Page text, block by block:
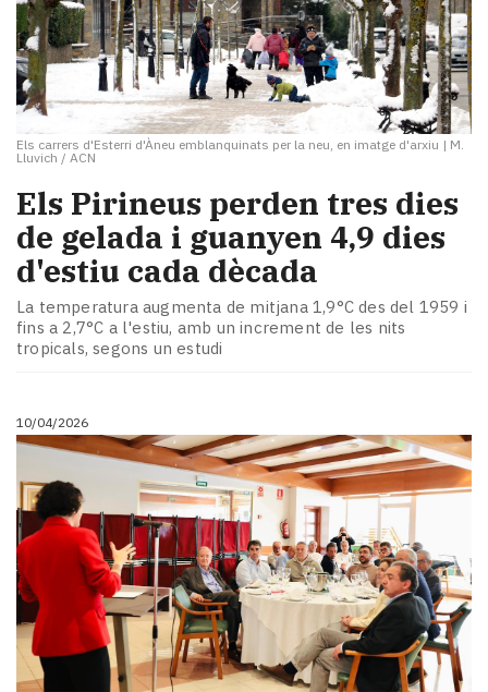
Els carrers d'Esterri d'Àneu emblanquinats per la neu, en imatge d'arxiu | M.
Lluvich / ACN
Els Pirineus perden tres dies
de gelada i guanyen 4,9 dies
d'estiu cada dècada
La temperatura augmenta de mitjana 1,9°C des del 1959 i
fins a 2,7°C a l'estiu, amb un increment de les nits
tropicals, segons un estudi
10/04/2026